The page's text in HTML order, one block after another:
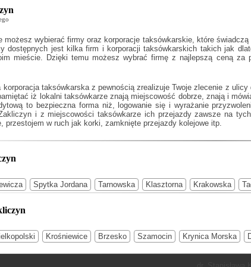
możesz wybierać firmy oraz korporacje taksówkarskie, które
dostępnych jest kilka firm i korporacji taksówkarskich takich jak
mieście. Dzięki temu możesz wybrać firmę z najlepszą ceną za
taksówkarska z pewnością zrealizuje Twoje zlecenie z
iż lokalni taksówkarze znają miejscowość dobrze, znają i
to bezpieczna forma niż, logowanie się i wyrażanie
i z miejscowości taksówkarze ich przejazdy zawsze na
przestojem w ruch jak korki, zamknięte przejazdy kolejowe itp.
Spytka Jordana Tarnowska Klasztorna Krakowska
Krośniewice Brzesko Szamocin Krynica Morska